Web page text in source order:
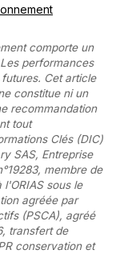
comporte un
performances
Cet article
constitue ni un
recommandation
tout
Clés (DIC)
SAS, Entreprise
membre de
sous le
agréée par
(PSCA), agréé
transfert de
conservation et